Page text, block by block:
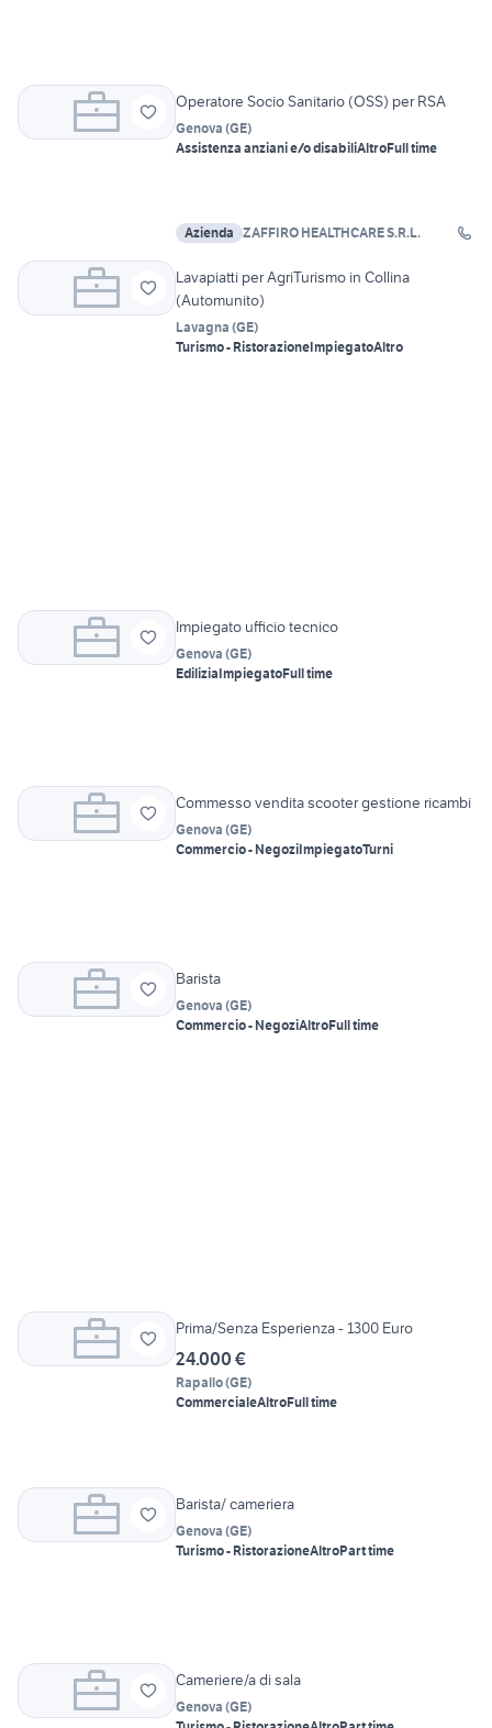
Operatore Socio Sanitario (OSS) per RSA
Genova (GE)
Assistenza anziani e/o disabiliAltroFull time
Azienda ZAFFIRO HEALTHCARE S.R.L.
Lavapiatti per AgriTurismo in Collina
(Automunito)
Lavagna (GE)
Turismo - RistorazioneImpiegatoAltro
Impiegato ufficio tecnico
Genova (GE)
EdiliziaImpiegatoFull time
Commesso vendita scooter gestione ricambi
Genova (GE)
Commercio - NegoziImpiegatoTurni
Barista
Genova (GE)
Commercio - NegoziAltroFull time
Prima/Senza Esperienza - 1300 Euro
24.000 €
Rapallo(GE)
CommercialeAltroFull time
Barista/ cameriera
Genova (GE)
Turismo - RistorazioneAltroPart time
Cameriere/a di sala
Genova (GE)